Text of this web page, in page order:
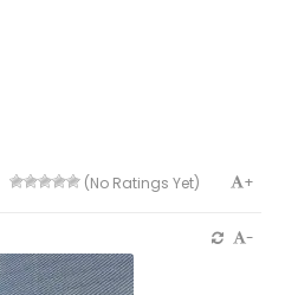
(No Ratings Yet) +
-